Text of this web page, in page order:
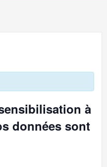
à
données sont